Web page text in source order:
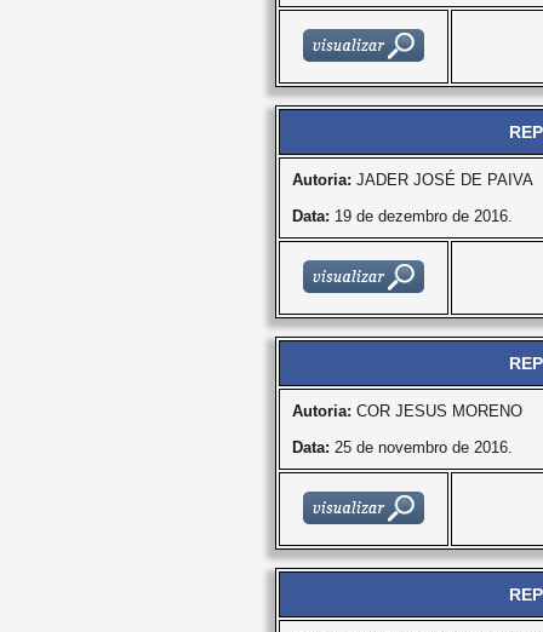
Autoria: JADER JOSÉ DE PAIVA
Data: 19 de dezembro de 2016.
Autoria: COR JESUS MORENO
Data: 25 de novembro de 2016.